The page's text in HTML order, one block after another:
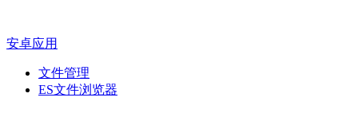
安卓应用
文件管理
ES文件浏览器